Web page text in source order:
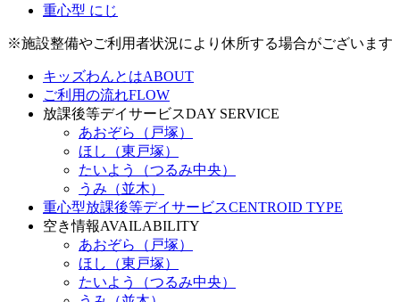
重心型 にじ
※施設整備やご利用者状況により休所する場合がございます
キッズわんとはABOUT
ご利用の流れFLOW
放課後等デイサービスDAY SERVICE
あおぞら（戸塚）
ほし（東戸塚）
たいよう（つるみ中央）
うみ（並木）
重心型放課後等デイサービスCENTROID TYPE
空き情報AVAILABILITY
あおぞら（戸塚）
ほし（東戸塚）
たいよう（つるみ中央）